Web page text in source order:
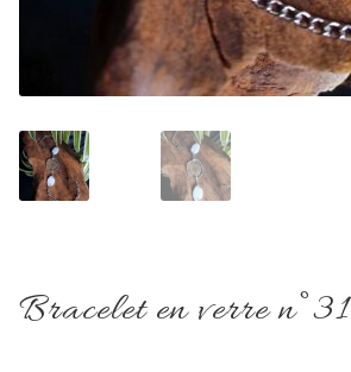
Bracelet en verre n°31